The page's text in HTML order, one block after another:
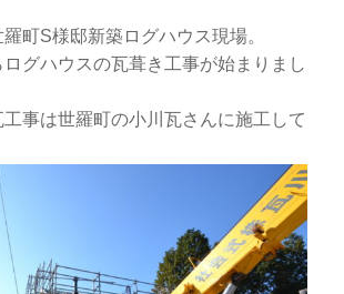
町S様邸新築ログハウス現場。
グハウスの瓦葺き工事が始まりまし
工事は世羅町の小川瓦さんに施工して